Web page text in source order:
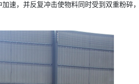
速，并反复冲击使物料同时受到双重粉碎